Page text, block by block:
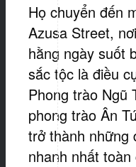
Họ chuyển đến
Azusa Street,
hằng ngày suốt
sắc tộc là điều
Phong trào Ngũ
phong trào Ân
trở thành những
nhanh nhất